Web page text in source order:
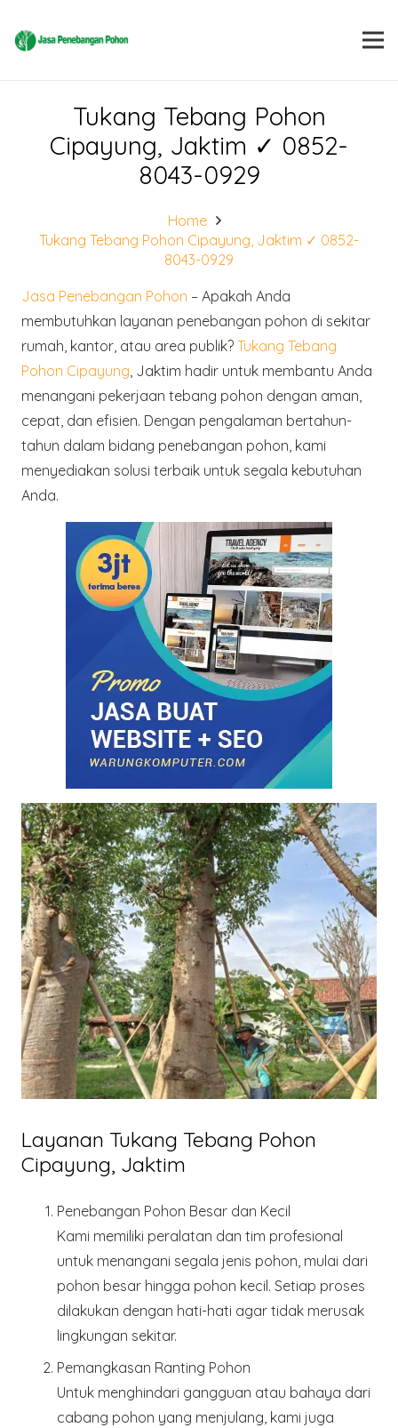
Tukang Tebang Pohon
Cipayung, Jaktim ✓ 0852-
8043-0929
Home
Tukang Tebang Pohon Cipayung, Jaktim ✓ 0852-
8043-0929
Jasa Penebangan Pohon – Apakah Anda
membutuhkan layanan penebangan pohon di sekitar
rumah, kantor, atau area publik? Tukang Tebang
Pohon Cipayung, Jaktim hadir untuk membantu Anda
menangani pekerjaan tebang pohon dengan aman,
cepat, dan efisien. Dengan pengalaman bertahun-
tahun dalam bidang penebangan pohon, kami
menyediakan solusi terbaik untuk segala kebutuhan
Anda.
Layanan Tukang Tebang Pohon
Cipayung, Jaktim
Penebangan Pohon Besar dan Kecil
Kami memiliki peralatan dan tim profesional
untuk menangani segala jenis pohon, mulai dari
pohon besar hingga pohon kecil. Setiap proses
dilakukan dengan hati-hati agar tidak merusak
lingkungan sekitar.
Pemangkasan Ranting Pohon
Untuk menghindari gangguan atau bahaya dari
cabang pohon yang menjulang, kami juga